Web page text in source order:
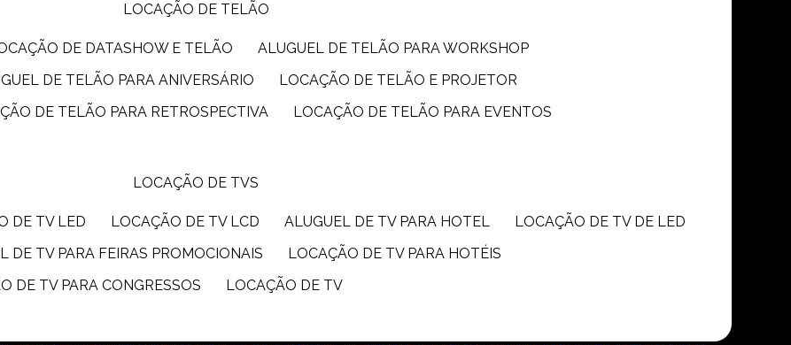
LOCAÇÃO DE TELÃO
DE DATASHOW E TELÃO
ALUGUEL DE TELÃO PARA WORKSHOP
DE TELÃO PARA ANIVERSÁRIO
LOCAÇÃO DE TELÃO E PROJETOR
DE TELÃO PARA RETROSPECTIVA
LOCAÇÃO DE TELÃO PARA EVENTOS
LOCAÇÃO DE TVS
DE TV LED LOCAÇÃO DE TV LCD ALUGUEL DE TV PARA HOTEL
LOCAÇÃO DE TV DE LED
DE TV PARA FEIRAS PROMOCIONAIS
LOCAÇÃO DE TV PARA HOTÉIS
DE TV PARA CONGRESSOS LOCAÇÃO DE TV